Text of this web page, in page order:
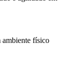
ambiente físico